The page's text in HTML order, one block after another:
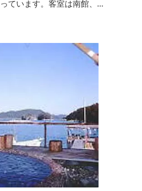
ています。客室は南館、
、各部屋からの景観の美
りは最高です。野趣溢れる
ろげる大浴場、家族で楽